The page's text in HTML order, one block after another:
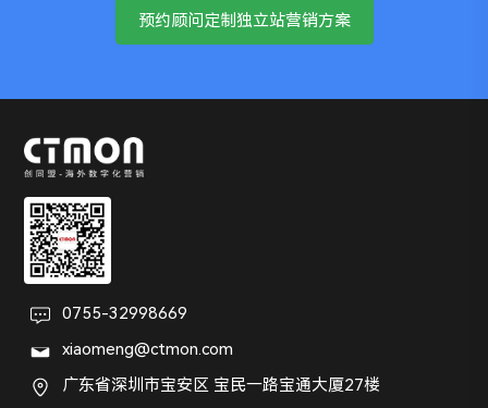
预约顾问定制独立站营销方案
0755-32998669
xiaomeng@ctmon.com
广东省深圳市宝安区 宝民一路宝通大厦27楼